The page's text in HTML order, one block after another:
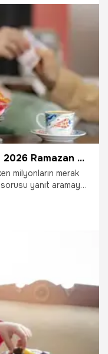
2026 yılının ikinci
ve Kurban
herkesin merak
Bayram Tatili 9 Gün Olur mu? 2026 Ramazan Bayramı Tatili Uzatılacak mı, Kaç Gün Sürecek?
milyonların merak
yanıt aramaya